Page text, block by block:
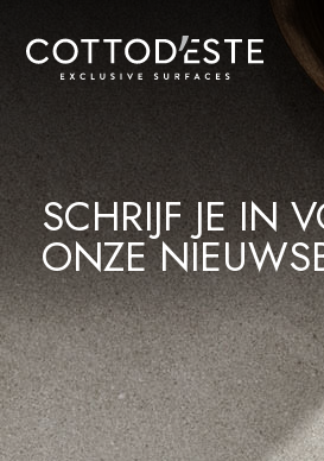
SCHRIJF JE IN
ONZE